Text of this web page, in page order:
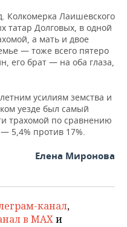
Колкомерка Лаишевского
татар Долговых, в одной
а мать и двое
— тоже всего пятеро
его брат — на оба глаза,
усилиям земства и
уезде был самый
трахомой по сравнению
5,4% против 17%.
Елена Миронова
канал,
в MAXи